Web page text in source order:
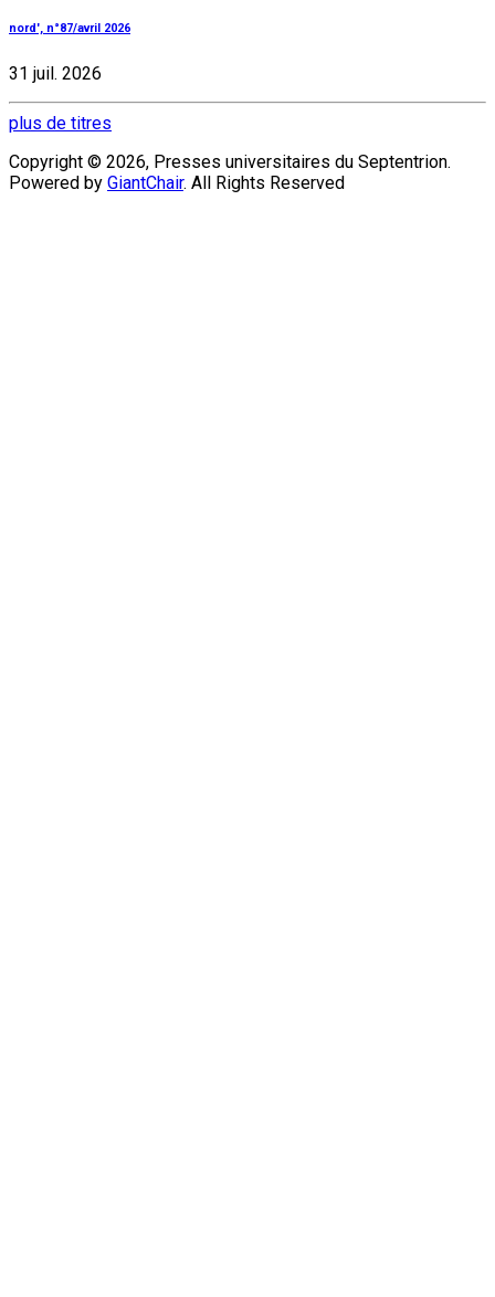
nord', n°87/avril 2026
31 juil. 2026
plus de titres
Copyright © 2026, Presses universitaires du Septentrion.
Powered by GiantChair. All Rights Reserved